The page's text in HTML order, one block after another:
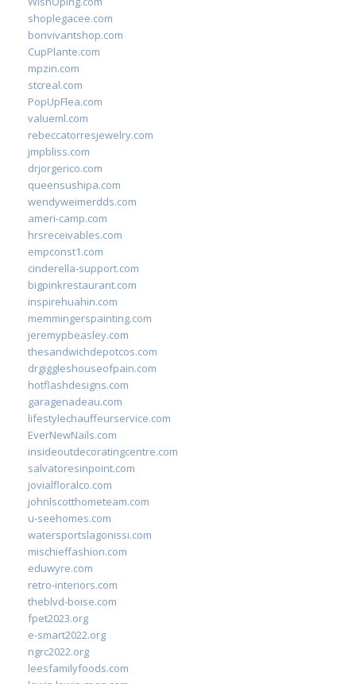
shoplegacee.com
bonvivantshop.com
CupPlante.com
mpzin.com
stcreal.com
PopUpFlea.com
valueml.com
rebeccatorresjewelry.com
jmpbliss.com
drjorgerico.com
queensushipa.com
wendyweimerdds.com
ameri-camp.com
hrsreceivables.com
empconst1.com
cinderella-support.com
bigpinkrestaurant.com
inspirehuahin.com
memmingerspainting.com
jeremypbeasley.com
thesandwichdepotcos.com
drgiggleshouseofpain.com
hotflashdesigns.com
garagenadeau.com
lifestylechauffeurservice.com
EverNewNails.com
insideoutdecoratingcentre.com
salvatoresinpoint.com
jovialfloralco.com
johnlscotthometeam.com
u-seehomes.com
watersportslagonissi.com
mischieffashion.com
eduwyre.com
retro-interiors.com
theblvd-boise.com
fpet2023.org
e-smart2022.org
ngrc2022.org
leesfamilyfoods.com